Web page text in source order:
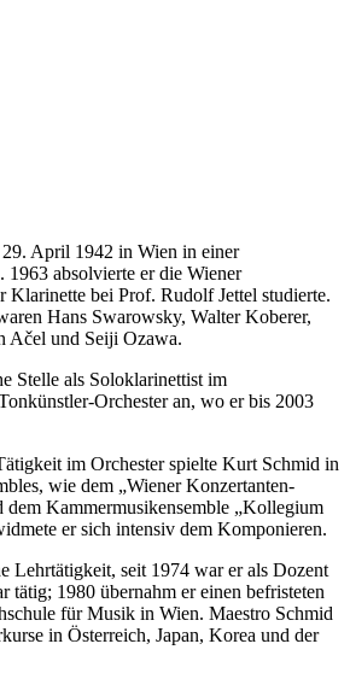
April 1942 in Wien in einer
absolvierte er die Wiener
Klarinette bei Prof. Rudolf Jettel studierte.
Hans Swarowsky, Walter Koberer,
Ačel und Seiji Ozawa.
Stelle als Soloklarinettist im
Orchester an, wo er bis 2003
im Orchester spielte Kurt Schmid in
wie dem „Wiener Konzertanten-
dem Kammermusikensemble „Kollegium
er sich intensiv dem Komponieren.
Lehrtätigkeit, seit 1974 war er als Dozent
tätig; 1980 übernahm er einen befristeten
für Musik in Wien. Maestro Schmid
in Österreich, Japan, Korea und der